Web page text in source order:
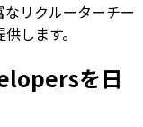
リクルーターチー
します。
を日